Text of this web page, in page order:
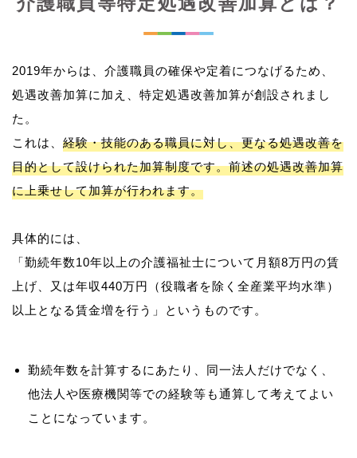
2019年からは、介護職員の確保や定着につなげるため、
処遇改善加算に加え、特定処遇改善加算が創設されまし
た。
これは、 経験・技能のある職員に対し、更なる処遇改善を
目的として設けられた加算制度です。前述の処遇改善加算
に上乗せして加算が行われます。
具体的には、
「勤続年数10年以上の介護福祉士について月額8万円の賃
上げ、又は年収440万円（役職者を除く全産業平均水準）
勤続年数を計算するにあたり、同一法人だけでなく、
他法人や医療機関等での経験等も通算して考えてよい
ことになっています。